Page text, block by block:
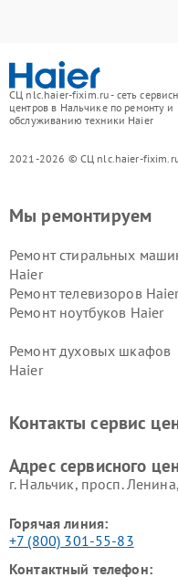
СЦ nlc.haier-fixim.ru - сеть
центров в Нальчике по ремонту и
обслуживанию техники Haier
2021-2026 © СЦ nlc.haier-
Мы ремонтируем
Ремонт стиральных
Haier
Ремонт телевизоров
Ремонт ноутбуков Haier
Ремонт духовых шкафов
Haier
Ремонт роботов-
Контакты сервис
Адрес сервисного
г. Нальчик, просп.
Горячая линия:
+7 (800) 301-55-83
Контактный телефон: